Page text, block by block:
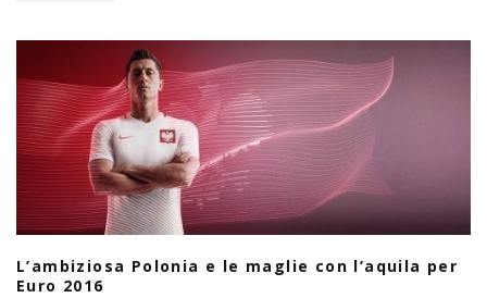
L’ambiziosa Polonia e le maglie con l’aquila per
Euro 2016